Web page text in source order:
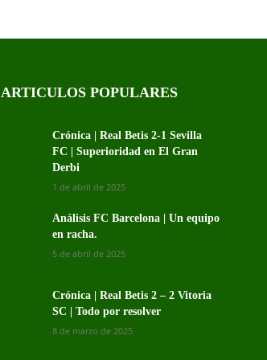
ARTICULOS POPULARES
Crónica | Real Betis 2-1 Sevilla
FC | Superioridad en El Gran
Derbi
1 de abril de 2025
Análisis FC Barcelona | Un equipo
en racha.
5 de abril de 2025
Crónica | Real Betis 2 – 2 Vitoria
SC | Todo por resolver
8 de marzo de 2025